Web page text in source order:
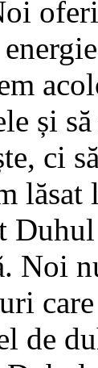
și
ci
Duhul
Noi
de